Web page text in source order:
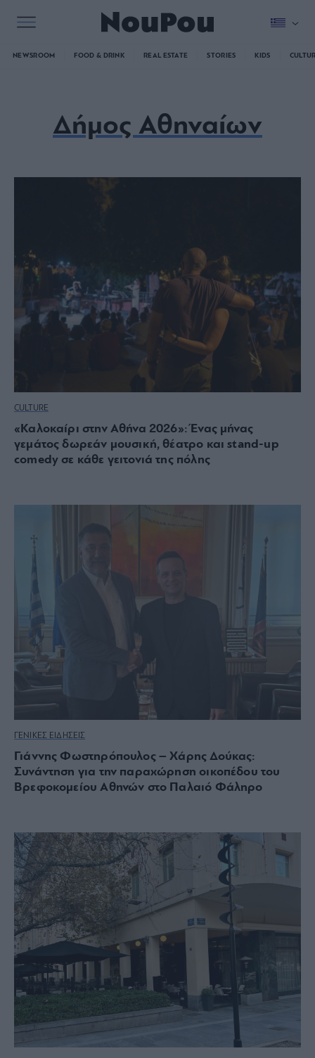
NEWSROOM FOOD & DRINK REAL ESTATE STORIES KIDS
Δήμος Αθηναίων
CULTURE
«Καλοκαίρι στην Αθήνα 2026»: Ένας μήνας
γεμάτος δωρεάν μουσική, θέατρο και stand-up
comedy σε κάθε γειτονιά της πόλης
ΓΕΝΙΚΕΣ ΕΙΔΗΣΕΙΣ
Γιάννης Φωστηρόπουλος – Χάρης Δούκας:
Συνάντηση για την παραχώρηση οικοπέδου του
Βρεφοκομείου Αθηνών στο Παλαιό Φάληρο